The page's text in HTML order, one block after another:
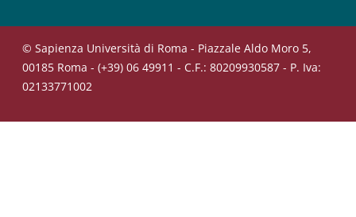
© Sapienza Università di Roma - Piazzale Aldo Moro 5,
00185 Roma - (+39) 06 49911 - C.F.: 80209930587 - P. Iva:
02133771002